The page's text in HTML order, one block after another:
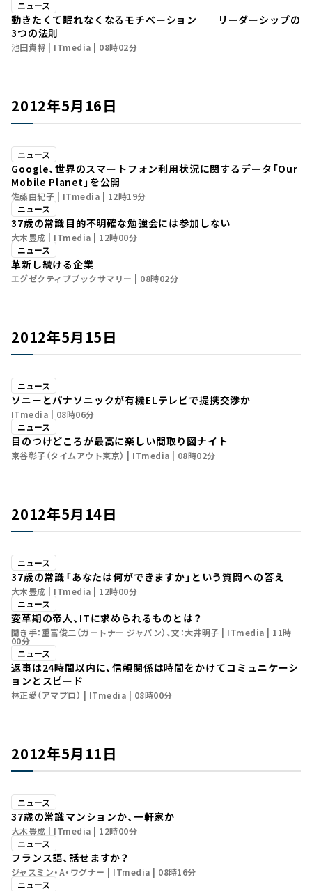
ニュース
動きたくて眠れなくなるモチベーション──リーダーシップの
3つの法則
池田貴将 ITmedia 08時02分
2012年5月16日
ニュース
Google、世界のスマートフォン利用状況に関するデータ「Our
Mobile Planet」を公開
佐藤由紀子 ITmedia
12時19分
ニュース
37歳の常識――目的不明確な勉強会には参加しない
大木豊成 ITmedia
12時00分
ニュース
革新し続ける企業
エグゼクティブブックサマリー 08時02分
2012年5月15日
ニュース
ソニーとパナソニックが有機ELテレビで提携交渉か
ITmedia
08時06分
ニュース
目のつけどころが最高に楽しい間取り図ナイト
東谷彰子（タイムアウト東京） ITmedia 08時02分
2012年5月14日
ニュース
37歳の常識――「あなたは何ができますか」という質問への答え
大木豊成 ITmedia
12時00分
ニュース
変革期の帝人、ITに求められるものとは？
聞き手：重富俊二（ガートナー ジャパン）、文：大井明子 ITmedia 11時
00分
ニュース
返事は24時間以内に、信頼関係は時間をかけて――コミュニケーシ
ョンとスピード
林正愛（アマプロ） ITmedia 08時00分
2012年5月11日
ニュース
37歳の常識――マンションか、一軒家か
大木豊成 ITmedia
12時00分
ニュース
フランス語、話せますか？
ジャスミン・A・ワグナー ITmedia
08時16分
ニュース